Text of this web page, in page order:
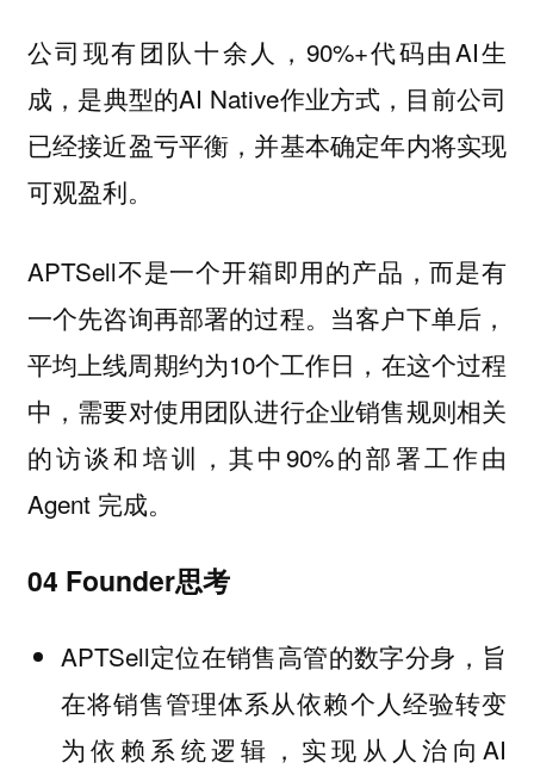
公司现有团队十余人，90%+代码由AI生
成，是典型的AI Native作业方式，目前公司
已经接近盈亏平衡，并基本确定年内将实现
可观盈利。
APTSell不是一个开箱即用的产品，而是有
一个先咨询再部署的过程。当客户下单后，
平均上线周期约为10个工作日，在这个过程
中，需要对使用团队进行企业销售规则相关
的访谈和培训，其中90%的部署工作由
Agent 完成。
04 Founder思考
APTSell定位在销售高管的数字分身，旨
在将销售管理体系从依赖个人经验转变
为依赖系统逻辑，实现从人治向AI